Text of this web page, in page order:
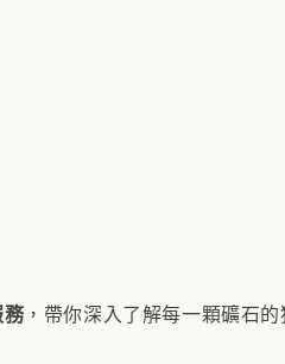
，帶你深入了解每一顆礦石